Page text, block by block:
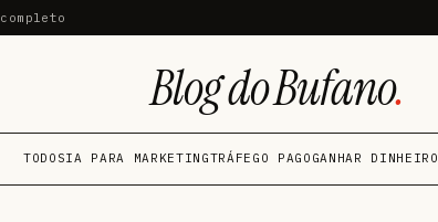
Blog do Bufano.
TODOSIA PARA MARKETINGTRÁFEGO PAGO GANHAR DINHEIRO